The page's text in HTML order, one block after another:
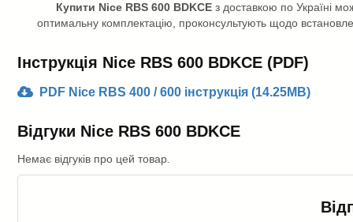
Купити Nice RBS 600 BDKCE з доставкою по Україні
оптимальну комплектацію, проконсультують щодо
Інструкція Nice RBS 600 BDKCE (PDF)
PDF Nice RBS 400 / 600 інструкція (14.25MB)
Відгуки Nice RBS 600 BDKCE
Немає відгуків про цей товар.